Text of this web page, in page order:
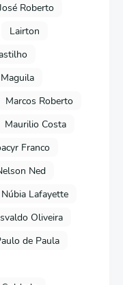
Roberto
Lairton
Maguila
Marcos Roberto
Maurilio Costa
Franco
Ned
Núbia Lafayette
Oliveira
de Paula